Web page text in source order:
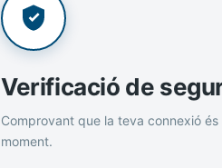
Verificació de
Comprovant que la teva connexió és
moment.